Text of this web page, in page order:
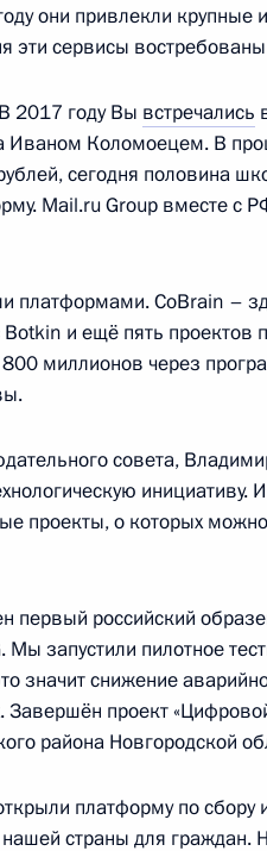
службы по
Москва, Кремль
членами Совета
Московская область, Ново-Огарёво
фракций
Хабаровского
Москва, Кремль
они привлекли крупные
эти сервисы
2017 году Вы встречались
Иваном Коломоецем. В
сегодня половина
Mail.ru Group вместе с
платформами. CoBrain –
и ещё пять проектов
миллионов через
совета,
инициативу.
проекты, о которых
первый российский
Мы запустили пилотное
значит снижение
Завершён проект
района Новгородской
платформу по сбору
страны для граждан.